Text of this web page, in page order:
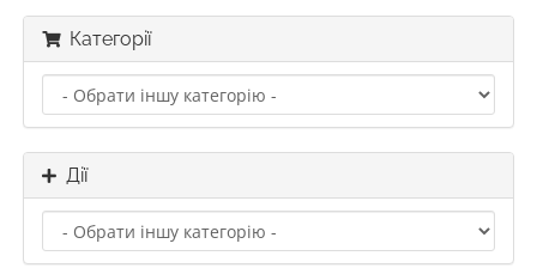
Категорії
Дії